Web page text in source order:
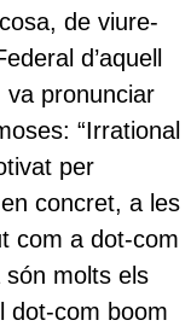
de viure-
d’aquell
va pronunciar
“Irrational
per
concret, a les
com a dot-com
molts els
dot-com boom